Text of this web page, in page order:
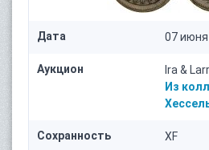
Дата 07
Аукцион
Ira &
Из
Сохранность XF